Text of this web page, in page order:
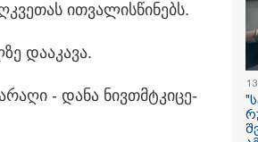
"საიდან იცის,
სინამდვილეში
ხდებოდა...
ომში თუ არ
სამჯერ არის
არც ერთხელ
ით­ვა­ლის­წი­ნებს.
და­ა­კა­ვა.
- დანა ნივთმტკი­ცე­